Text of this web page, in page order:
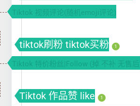
Tiktok 视频评论(随机emoji评论)
tiktok刷粉 tiktok买粉 1
Tiktok 特价粉丝|Follow (掉 不补 无售
Tiktok 作品赞 like 1